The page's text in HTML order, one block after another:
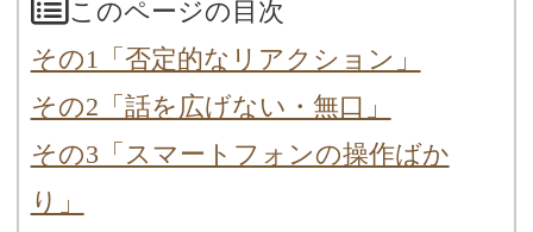
このページの目次
その1「否定的なリアクション」
その2「話を広げない・無口」
その3「スマートフォンの操作ばか
り」